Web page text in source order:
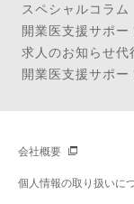
スペシャルコラム
開業医支援サポー
求人のお知らせ代
開業医支援サポ
会社概要
個人情報の取り扱いに